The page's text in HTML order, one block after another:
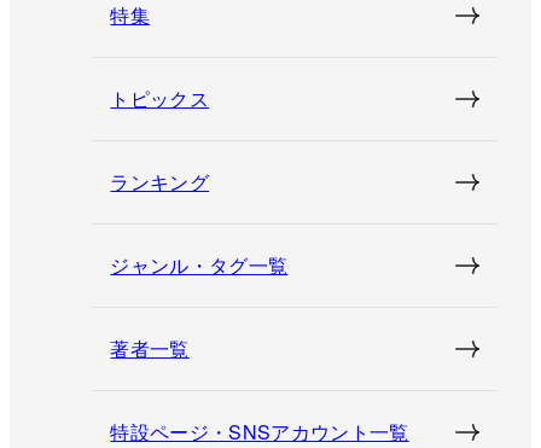
特集
トピックス
ランキング
ジャンル・タグ一覧
著者一覧
特設ページ・SNSアカウント一覧